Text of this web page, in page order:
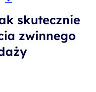
skutecznie
zwinnego